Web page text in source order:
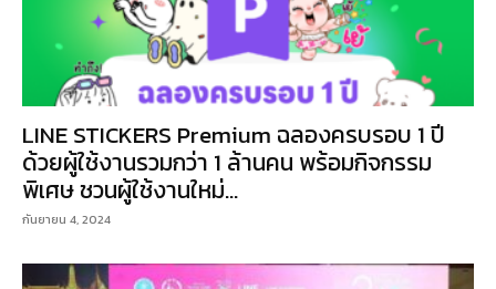
LINE STICKERS Premium ฉลองครบรอบ 1 ปี
ด้วยผู้ใช้งานรวมกว่า 1 ล้านคน พร้อมกิจกรรม
พิเศษ ชวนผู้ใช้งานใหม่...
กันยายน 4, 2024